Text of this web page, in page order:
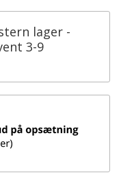
lager -
3-9